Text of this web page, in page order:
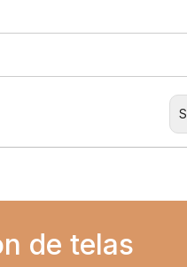
de telas